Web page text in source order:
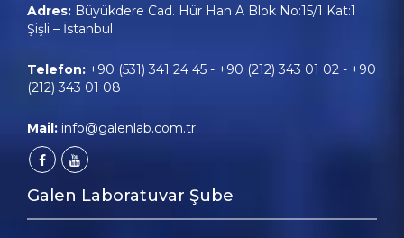
Adres: Büyükdere Cad. Hür Han A Blok No:15/1 Kat:1
Şişli – İstanbul
Telefon: +90 (531) 341 24 45 - +90 (212) 343 01 02 - +90
(212) 343 01 08
Mail: info@galenlab.com.tr
Galen Laboratuvar Şube